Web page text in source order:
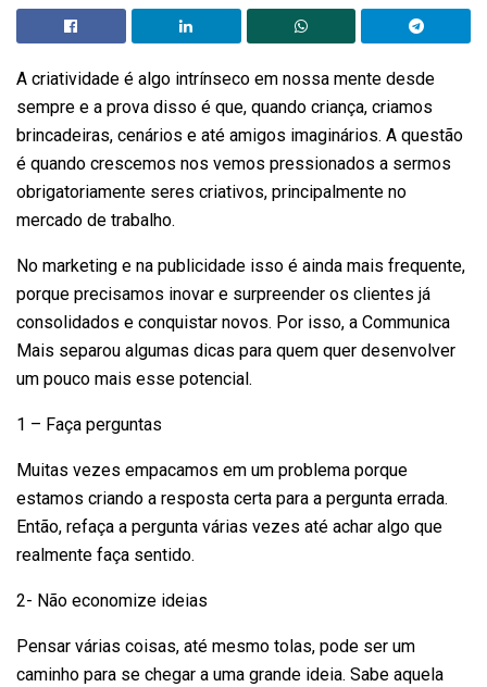
A criatividade é algo intrínseco em nossa mente desde
sempre e a prova disso é que, quando criança, criamos
brincadeiras, cenários e até amigos imaginários. A questão
é quando crescemos nos vemos pressionados a sermos
obrigatoriamente seres criativos, principalmente no
mercado de trabalho.
No marketing e na publicidade isso é ainda mais frequente,
porque precisamos inovar e surpreender os clientes já
consolidados e conquistar novos. Por isso, a Communica
Mais separou algumas dicas para quem quer desenvolver
um pouco mais esse potencial.
1 – Faça perguntas
Muitas vezes empacamos em um problema porque
estamos criando a resposta certa para a pergunta errada.
Então, refaça a pergunta várias vezes até achar algo que
realmente faça sentido.
2- Não economize ideias
Pensar várias coisas, até mesmo tolas, pode ser um
caminho para se chegar a uma grande ideia. Sabe aquela